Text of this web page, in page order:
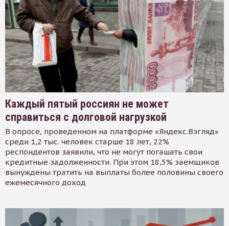
Каждый пятый россиян не может
справиться с долговой нагрузкой
В опросе, проведенном на платформе «Яндекс.Взгляд»
среди 1,2 тыс. человек старше 18 лет, 22%
респондентов заявили, что не могут погашать свои
кредитные задолженности. При этом 18,5% заемщиков
вынуждены тратить на выплаты более половины своего
ежемесячного доход